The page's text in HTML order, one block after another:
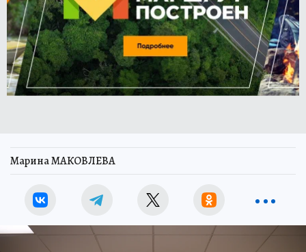
Марина МАКОВЛЕВА